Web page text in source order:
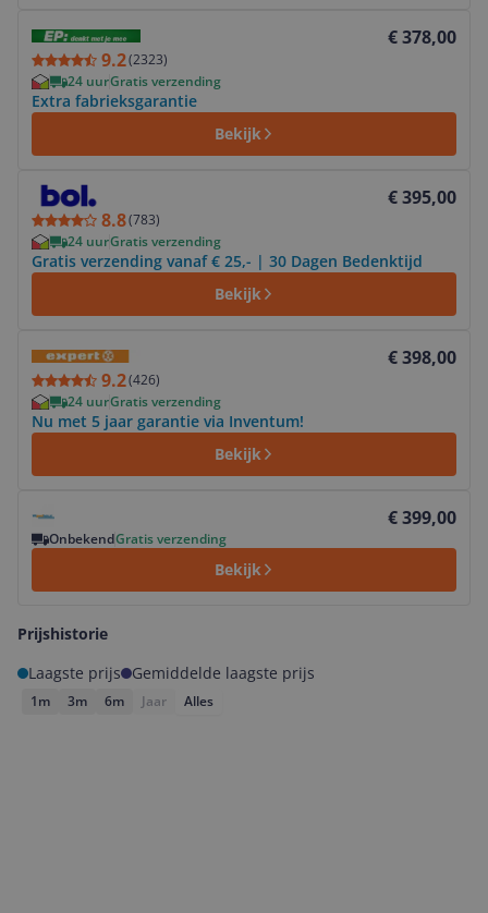
9.2(2323)
€ 378,00
24 uurGratis verzending
Extra fabrieksgarantie
Bekijk
8.8(783)
€ 395,00
24 uurGratis verzending
Gratis verzending vanaf € 25,- | 30 Dagen Bedenktijd
Bekijk
Bekijk product
9.2(426)
€ 398,00
24 uurGratis verzending
Nu met 5 jaar garantie via Inventum!
Bekijk
€ 399,00
OnbekendGratis verzending
Bekijk
Prijshistorie
Laagste prijs
Gemiddelde laagste prijs
1m 3m 6m Jaar Alles